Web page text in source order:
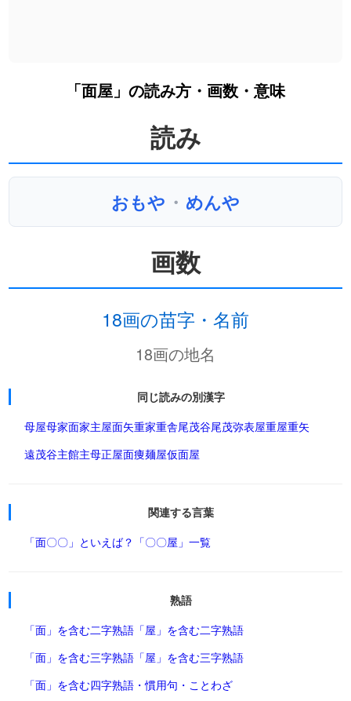
「面屋」の読み方・画数・意味
読み
おもや ・ めんや
画数
18画の苗字・名前
18画の地名
同じ読みの別漢字
母屋母家面家主屋面矢重家重舎尾茂谷尾茂弥表屋重屋重矢
遠茂谷主館主母正屋面痩麺屋仮面屋
関連する言葉
「面〇〇」といえば？ 「〇〇屋」一覧
熟語
「面」を含む二字熟語 「屋」を含む二字熟語
「面」を含む三字熟語 「屋」を含む三字熟語
「面」を含む四字熟語・慣用句・ことわざ